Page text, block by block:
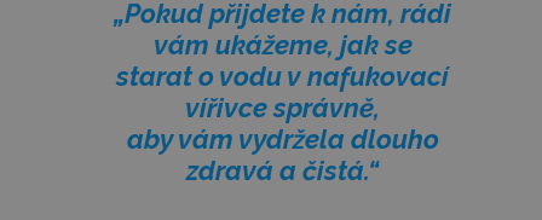
„Pokud přijdete k nám, rádi
vám ukážeme, jak se
starat o vodu v nafukovací
vířivce správně,
aby vám vydržela dlouho
zdravá a čistá.“